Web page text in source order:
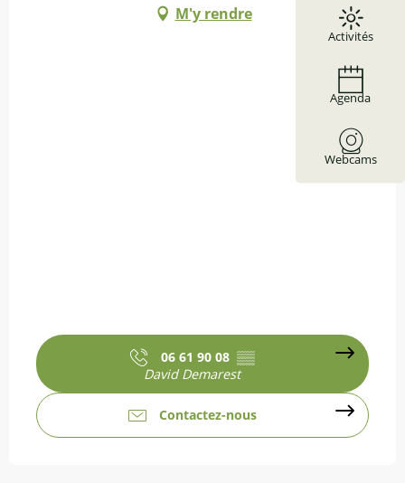
Activités
Agenda
Webcams
M'y rendre
06 61 90 08 ▒▒
David Demarest
Contactez-nous